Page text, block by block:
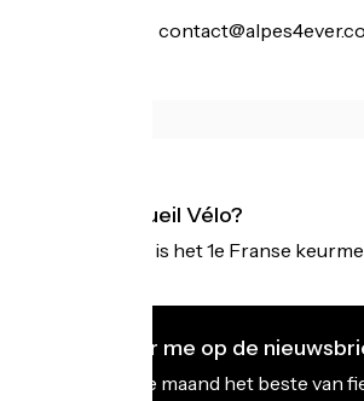
Wat is Accueil Vélo?
Accueil Vélo is het 1e Franse
Ik abonneer me op de
Ontvang elke maand het beste van